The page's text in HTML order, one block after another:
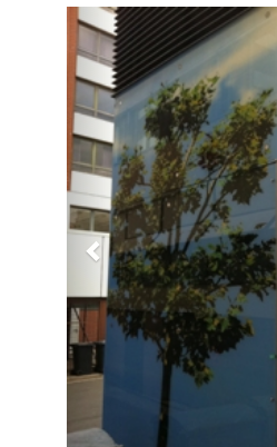
Previous